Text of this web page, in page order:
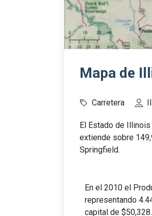
Mapa de
Carretera
El Estado de
extiende sobre
Springfield.
En el 2010 el
representando
capital de